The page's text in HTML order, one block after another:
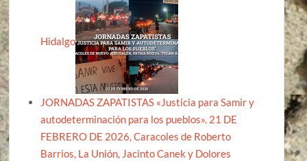
Hidalgo
JORNADAS ZAPATISTAS «Justicia para Samir y
autodeterminación para los pueblos». 21 DE
FEBRERO DE 2026, Caracoles de Roberto
Barrios, La Unión, Jacinto Canek y Dolores